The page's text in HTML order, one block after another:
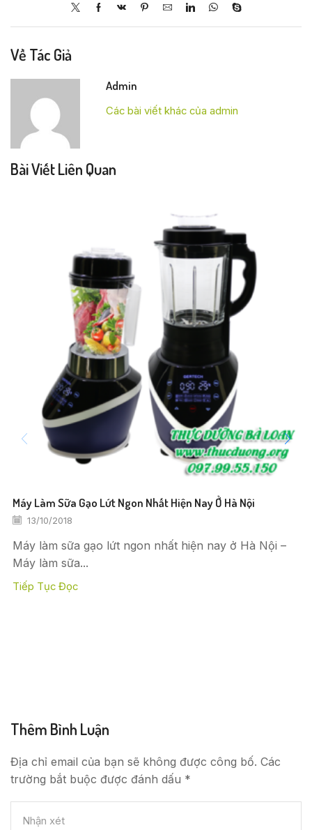
Về Tác Giả
Admin
Các bài viết khác của admin
Bài Viết Liên Quan
Máy Làm Sữa Gạo Lứt Ngon Nhất Hiện Nay Ở Hà Nội
13/10/2018
Máy làm sữa gạo lứt ngon nhất hiện nay ở Hà Nội –
Máy làm sữa...
Tiếp Tục Đọc
Thêm Bình Luận
Địa chỉ email của bạn sẽ không được công bố. Các
trường bắt buộc được đánh dấu *